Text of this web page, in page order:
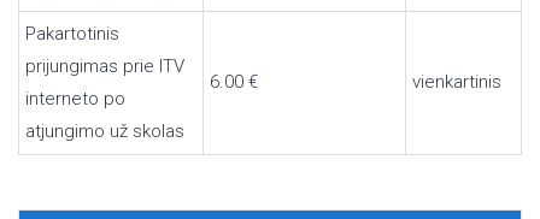
Pakartotinis
prijungimas prie ITV
interneto po
atjungimo už skolas
6.00 € vienkartinis